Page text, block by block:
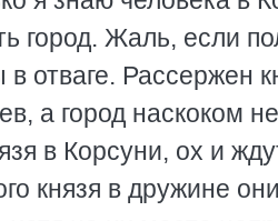
город. Жаль, если
в отваге. Рассержен
а город наскоком
в Корсуни, ох и
князя в дружине